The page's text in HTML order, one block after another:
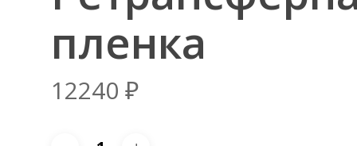
пленка
12240 ₽